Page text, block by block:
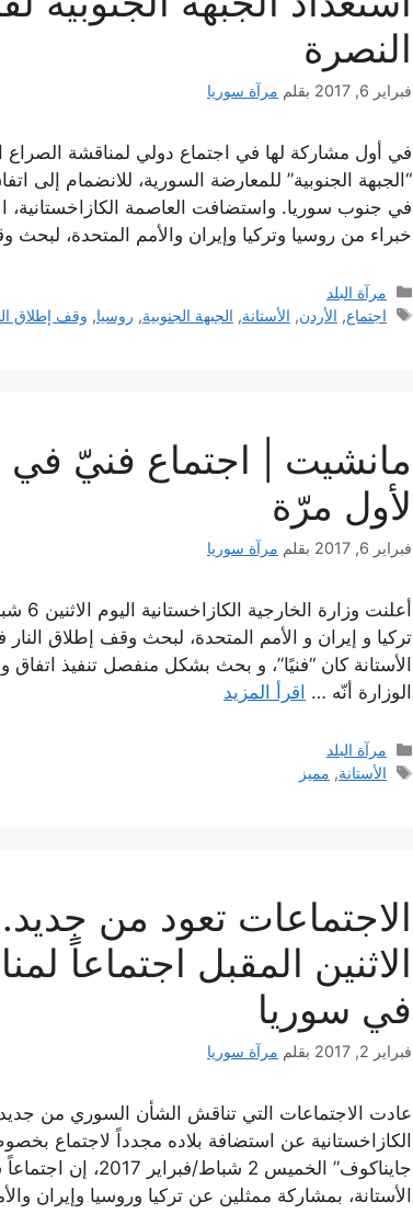
النصرة
فبراير 6, 2017 بقلم مرآة سوريا
في أول مشاركة لها في اجتماع دولي لمناقشة
“الجبهة الجنوبية” للمعارضة السورية، للانضمام إلى
خبراء من روسيا وتركيا وإيران والأمم المتحدة،
التصنيفات
مرآة البلد
الوسوم
اجتماع, الأردن, الأستانة, الجبهة الجنوبية, روسيا, وقف إطلاق
مانشيت | اجتماع فنيّ في
لأول مرّة
فبراير 6, 2017 بقلم مرآة سوريا
تركيا و إيران و الأمم المتحدة، لبحث وقف إطلاق
الأستانة كان “فنيًا”، و بحث بشكل منفصل تنفيذ
الوزارة أنّه … اقرأ المزيد
التصنيفات
مرآة البلد
الوسوم
الأستانة, مميز
الاجتماعات تعود من
الاثنين المقبل اجتماعاً
في سوريا
فبراير 2, 2017 بقلم مرآة سوريا
عادت الاجتماعات التي تناقش الشأن السوري من
الكازاخستانية عن استضافة بلاده مجدداً لاجتماع
جايناكوف” الخميس
الأستانة، بمشاركة ممثلين عن تركيا وروسيا وإيران